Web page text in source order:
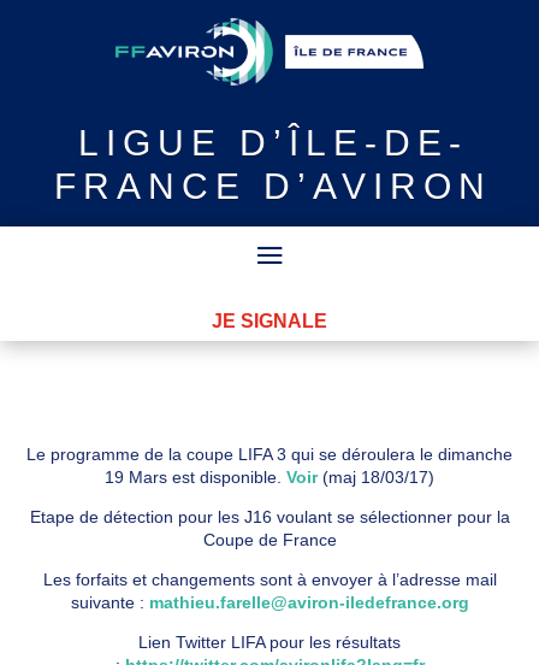
LIGUE
D’ÎLE-DE-
FRANCE D’AVIRON
JE SIGNALE
Le programme de la coupe LIFA 3 qui se déroulera le dimanche
19 Mars est disponible. Voir(maj 18/03/17)
Etape de détection pour les J16 voulant se sélectionner pour la
Coupe de France
Les forfaits et changements sont à envoyer à l’adresse mail
suivante : mathieu.farelle@aviron-iledefrance.org
Lien Twitter LIFA pour les résultats